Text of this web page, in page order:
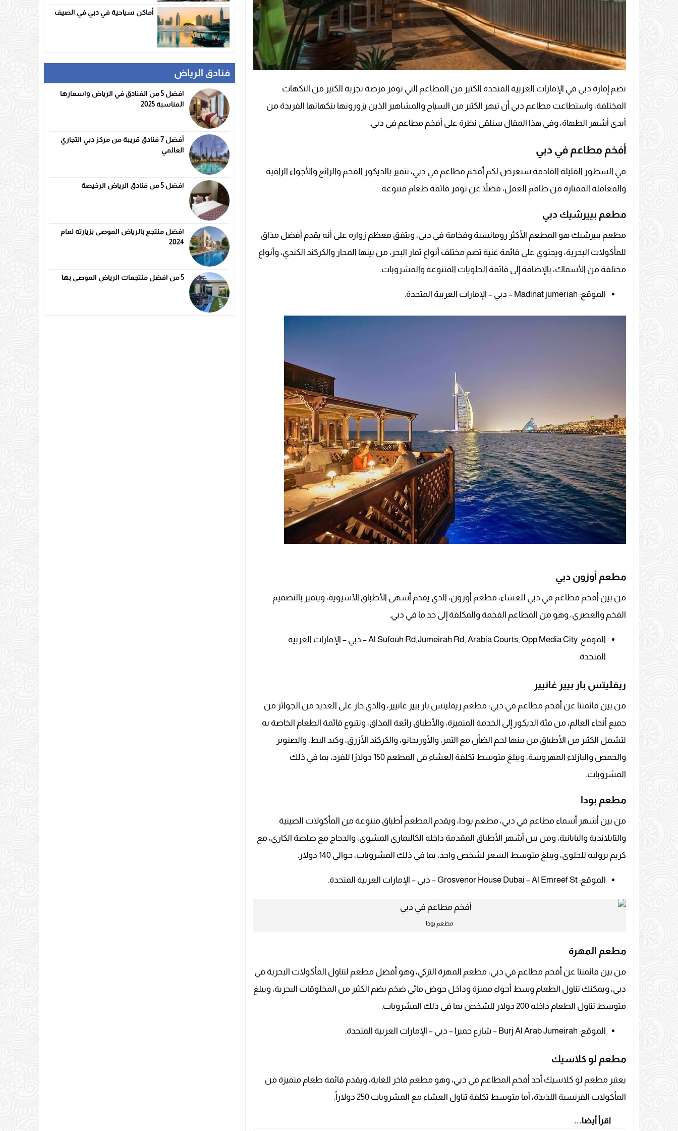
تضم إمارة دبي في الإمارات العربية المتحدة الكثير من المطاعم التي توفر فرصة تجربة الكثير من النكهات
المختلفة، واستطاعت مطاعم دبي أن تبهر الكثير من السياح والمشاهير الذين يزورونها بنكهاتها الفريدة من
أيدي أشهر الطهاة، وفي هذا المقال سنلقي نظرة على أفخم مطاعم في دبي.
أفخم مطاعم في دبي
في السطور القليلة القادمة سنعرض لكم أفخم مطاعم في دبي، تتميز بالديكور الفخم والرائع والأجواء الراقية
والمعاملة الممتازة من طاقم العمل، فضلاً عن توفر قائمة طعام متنوعة.
مطعم بييرشيك دبي
مطعم بييرشيك هو المطعم الأكثر رومانسية وفخامة في دبي، ويتفق معظم زواره على أنه يقدم أفضل مذاق
للمأكولات البحرية، ويحتوي على قائمة غنية تضم مختلف أنواع ثمار البحر، من بينها المحار والكركند الكندي، وأنواع
مختلفة من الأسماك، بالإضافة إلى قائمة الحلويات المتنوعة والمشروبات.
الموقع: Madinat jumeriah – دبي – الإمارات العربية المتحدة.
مطعم أوزون دبي
من بين أفخم مطاعم في دبي للعشاء، مطعم أوزون، الذي يقدم أشهى الأطباق الآسيوية، ويتميز بالتصميم
الفخم والعصري، وهو من المطاعم الفخمة والمكلفة إلى حد ما في دبي.
الموقع: Al Sufouh Rd,Jumeirah Rd, Arabia Courts, Opp Media City – دبي – الإمارات العربية
المتحدة.
ريفليتس بار بيير غانيير
من بين قائمتنا عن أفخم مطاعم في دبي؛ مطعم ريفليتس بار بيير غانيير، والذي حاز على العديد من الجوائز من
جميع أنحاء العالم، من فئة الديكور إلى الخدمة المتميزة، والأطباق رائعة المذاق، وتتنوع قائمة الطعام الخاصة به
لتشمل الكثير من الأطباق من بينها لحم الضأن مع التمر، والأوريجانو، والكركند الأزرق، وكبد البط، والصنوبر
والحمص والبازلاء المهروسة، ويبلغ متوسط تكلفة العشاء في المطعم 150 دولارًا للفرد، بما في ذلك
المشروبات.
مطعم بودا
من بين أشهر أسماء مطاعم في دبي، مطعم بودا، ويقدم المطعم أطباق متنوعة من المأكولات الصينية
والتايلاندية واليابانية، ومن بين أشهر الأطباق المقدمة داخله الكاليماري المشوي، والدجاج مع صلصة الكاري، مع
كريم بروليه للحلوى، ويبلغ متوسط ​​السعر لشخص واحد، بما في ذلك المشروبات، حوالي 140 دولار.
الموقع: Grosvenor House Dubai – Al Emreef St – دبي – الإمارات العربية المتحدة.
مطعم بودا
مطعم المهرة
من بين قائمتنا عن أفخم مطاعم في دبي، مطعم المهرة التركي، وهو أفضل مطعم لتناول المأكولات البحرية في
دبي، ويمكنك تناول الطعام وسط أجواء مميزة وداخل حوض مائي ضخم يضم الكثير من المخلوقات البحرية، ويبلغ
متوسط تناول الطعام داخله 200 دولار للشخص بما في ذلك المشروبات.
الموقع: Burj Al Arab Jumeirah – شارع جميرا – دبي – الإمارات العربية المتحدة.
مطعم لو كلاسيك
يعتبر مطعم لو كلاسيك أحد أفخم المطاعم في دبي، وهو مطعم فاخر للغاية، ويقدم قائمة طعام متميزة من
المأكولات الفرنسية اللذيذة، أما متوسط تكلفة تناول العشاء مع المشروبات 250 دولاراً.
اقرأ أيضا...
أماكن سياحية في دبي في الصيف
فنادق الرياض
افضل 5 من الفنادق في الرياض واسعارها
المناسبة 2025
أفضل 7 فنادق قريبة من مركز دبي التجاري
العالمي
افضل 5 من فنادق الرياض الرخيصة
افضل منتجع بالرياض الموصى بزيارته لعام
2024
5 من افضل منتجعات الرياض الموصى بها